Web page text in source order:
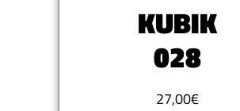
KUBIK
028
27,00€